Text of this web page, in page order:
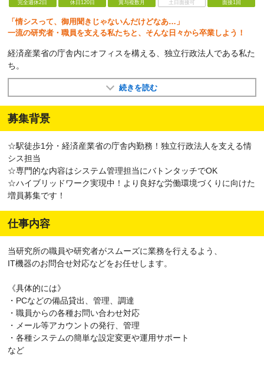
完全週休2日 休日120日 賞与複数月 土日面接可 面接1回
「情シスって、御用聞きじゃないんだけどなあ…」
一流の研究者・職員を支える私たちと、そんな日々から卒業しよう！
経済産業省の庁舎内にオフィスを構える、独立行政法人である私た
ち。
続きを読む
募集背景
☆駅徒歩1分・経済産業省の庁舎内勤務！独立行政法人を支える情
シス担当
☆専門的な内容はシステム管理担当にバトンタッチでOK
☆ハイブリッドワーク実現中！より良好な労働環境づくりに向けた
増員募集です！
仕事内容
当研究所の職員や研究者がスムーズに業務を行えるよう、
IT機器のお問合せ対応などをお任せします。
《具体的には》
・PCなどの備品貸出、管理、調達
・職員からの各種お問い合わせ対応
・メール等アカウントの発行、管理
・各種システムの簡単な設定変更や運用サポート
など